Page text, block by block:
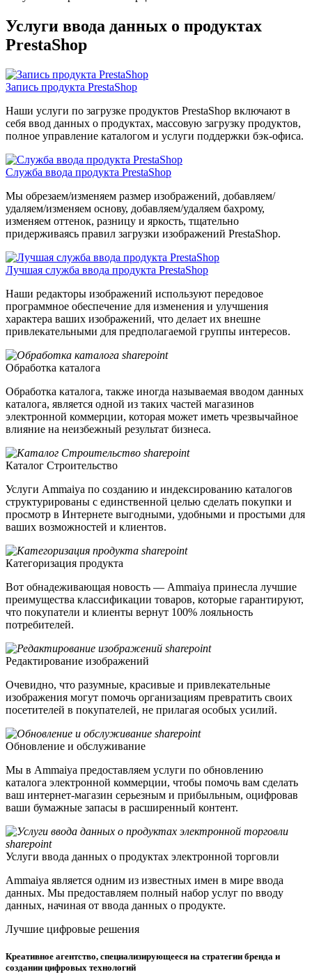
Услуги ввода данных о продуктах
PrestaShop
Запись продукта PrestaShop
Наши услуги по загрузке продуктов PrestaShop включают в
себя ввод данных о продуктах, массовую загрузку продуктов,
полное управление каталогом и услуги поддержки бэк-офиса.
Служба ввода продукта PrestaShop
Мы обрезаем/изменяем размер изображений, добавляем/
удаляем/изменяем основу, добавляем/удаляем бахрому,
изменяем оттенок, разницу и яркость, тщательно
придерживаясь правил загрузки изображений PrestaShop.
Лучшая служба ввода продукта PrestaShop
Наши редакторы изображений используют передовое
программное обеспечение для изменения и улучшения
характера ваших изображений, что делает их внешне
привлекательными для предполагаемой группы интересов.
Обработка каталога
Обработка каталога, также иногда называемая вводом данных
каталога, является одной из таких частей магазинов
электронной коммерции, которая может иметь чрезвычайное
влияние на неизбежный результат бизнеса.
Каталог Строительство
Услуги Ammaiya по созданию и индексированию каталогов
структурированы с единственной целью сделать покупки и
просмотр в Интернете выгодными, удобными и простыми для
ваших возможностей и клиентов.
Категоризация продукта
Вот обнадеживающая новость — Ammaiya принесла лучшие
преимущества классификации товаров, которые гарантируют,
что покупатели и клиенты вернут 100% лояльность
потребителей.
Редактирование изображений
Очевидно, что разумные, красивые и привлекательные
изображения могут помочь организациям превратить своих
посетителей в покупателей, не прилагая особых усилий.
Обновление и обслуживание
Мы в Ammaiya предоставляем услуги по обновлению
каталога электронной коммерции, чтобы помочь вам сделать
ваш интернет-магазин серьезным и прибыльным, оцифровав
ваши бумажные запасы в расширенный контент.
Услуги ввода данных о продуктах электронной торговли
Ammaiya является одним из известных имен в мире ввода
данных. Мы предоставляем полный набор услуг по вводу
данных, начиная от ввода данных о продукте.
Лучшие цифровые решения
Креативное агентство, специализирующееся на стратегии бренда и
создании цифровых технологий